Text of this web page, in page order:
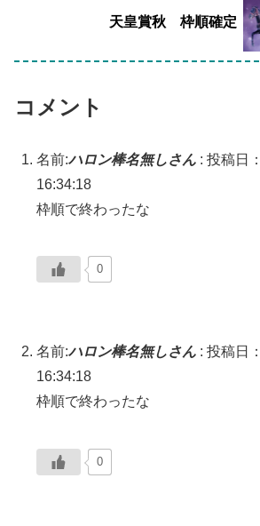
天皇賞秋 枠順確定
コメント
名前:ハロン棒名無しさん : 投稿日
16:34:18
枠順で終わったな
0
名前:ハロン棒名無しさん : 投稿日
16:34:18
枠順で終わったな
0